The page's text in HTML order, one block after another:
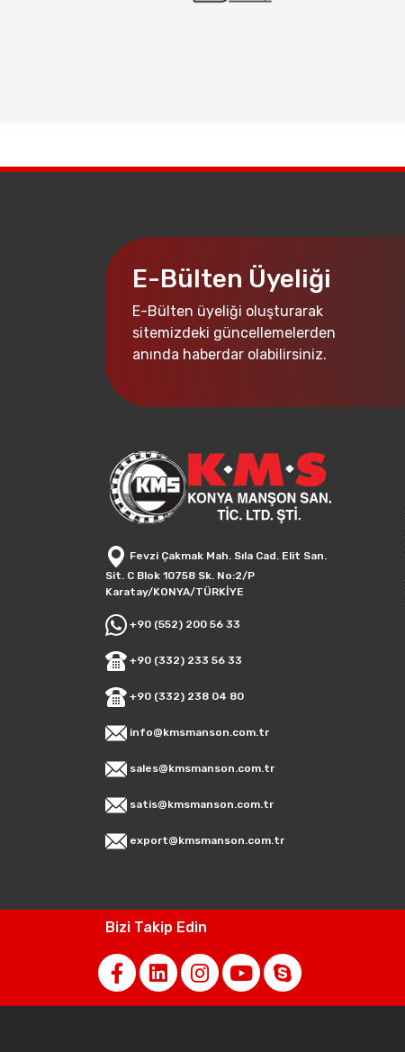
E-Bülten Üyeliği
E-Bülten üyeliği oluşturarak
sitemizdeki güncellemelerden
anında haberdar olabilirsiniz.
Fevzi Çakmak Mah. Sıla Cad. Elit San.
Sit. C Blok 10758 Sk. No:2/P
Karatay/KONYA/TÜRKİYE
+90 (552) 200 56 33
+90 (332) 233 56 33
+90 (332) 238 04 80
info@kmsmanson.com.tr
sales@kmsmanson.com.tr
satis@kmsmanson.com.tr
export@kmsmanson.com.tr
Bizi Takip Edin